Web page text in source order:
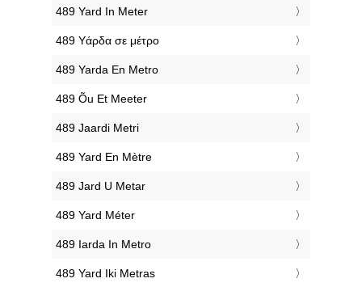
‎489 Yard In Meter
‎489 Υάρδα σε μέτρο
‎489 Yarda En Metro
‎489 Õu Et Meeter
‎489 Jaardi Metri
‎489 Yard En Mètre
‎489 Jard U Metar
‎489 Yard Méter
‎489 Iarda In Metro
‎489 Yard Iki Metras